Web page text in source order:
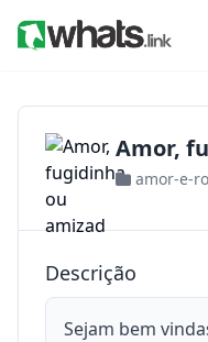
Amor,
amor-e-
Descrição
Sejam bem